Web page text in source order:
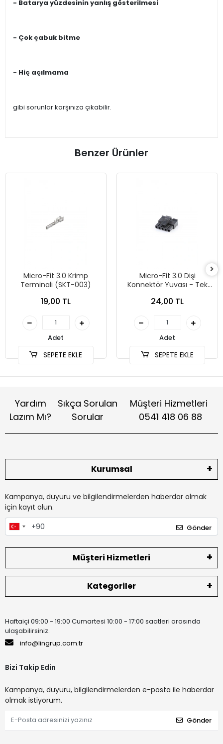
- Batarya yüzdesinin yanlış gösterilmesi
- Çok çabuk bitme
- Hiç açılmama
gibi sorunlar karşınıza çıkabilir.
Benzer Ürünler
Micro-Fit 3.0 Krimp
Terminali (SKT-003)
19,00 TL
Adet
SEPETE EKLE
Micro-Fit 3.0 Dişi
Konnektör Yuvası - Tek
(SKT-002)
24,00 TL
Adet
SEPETE EKLE
Yardım
Lazım Mı?
Sıkça Sorulan
Sorular
Müşteri Hizmetleri
0541 418 06 88
Kurumsal
Kampanya, duyuru ve bilgilendirmelerden haberdar olmak
için kayıt olun.
Gönder
Müşteri Hizmetleri
Kategoriler
Haftaiçi 09:00 - 19:00 Cumartesi 10:00 - 17:00 saatleri arasında
ulaşabilirsiniz.
info@lingrup.com.tr
Bizi Takip Edin
Kampanya, duyuru, bilgilendirmelerden e-posta ile haberdar
olmak istiyorum.
Gönder